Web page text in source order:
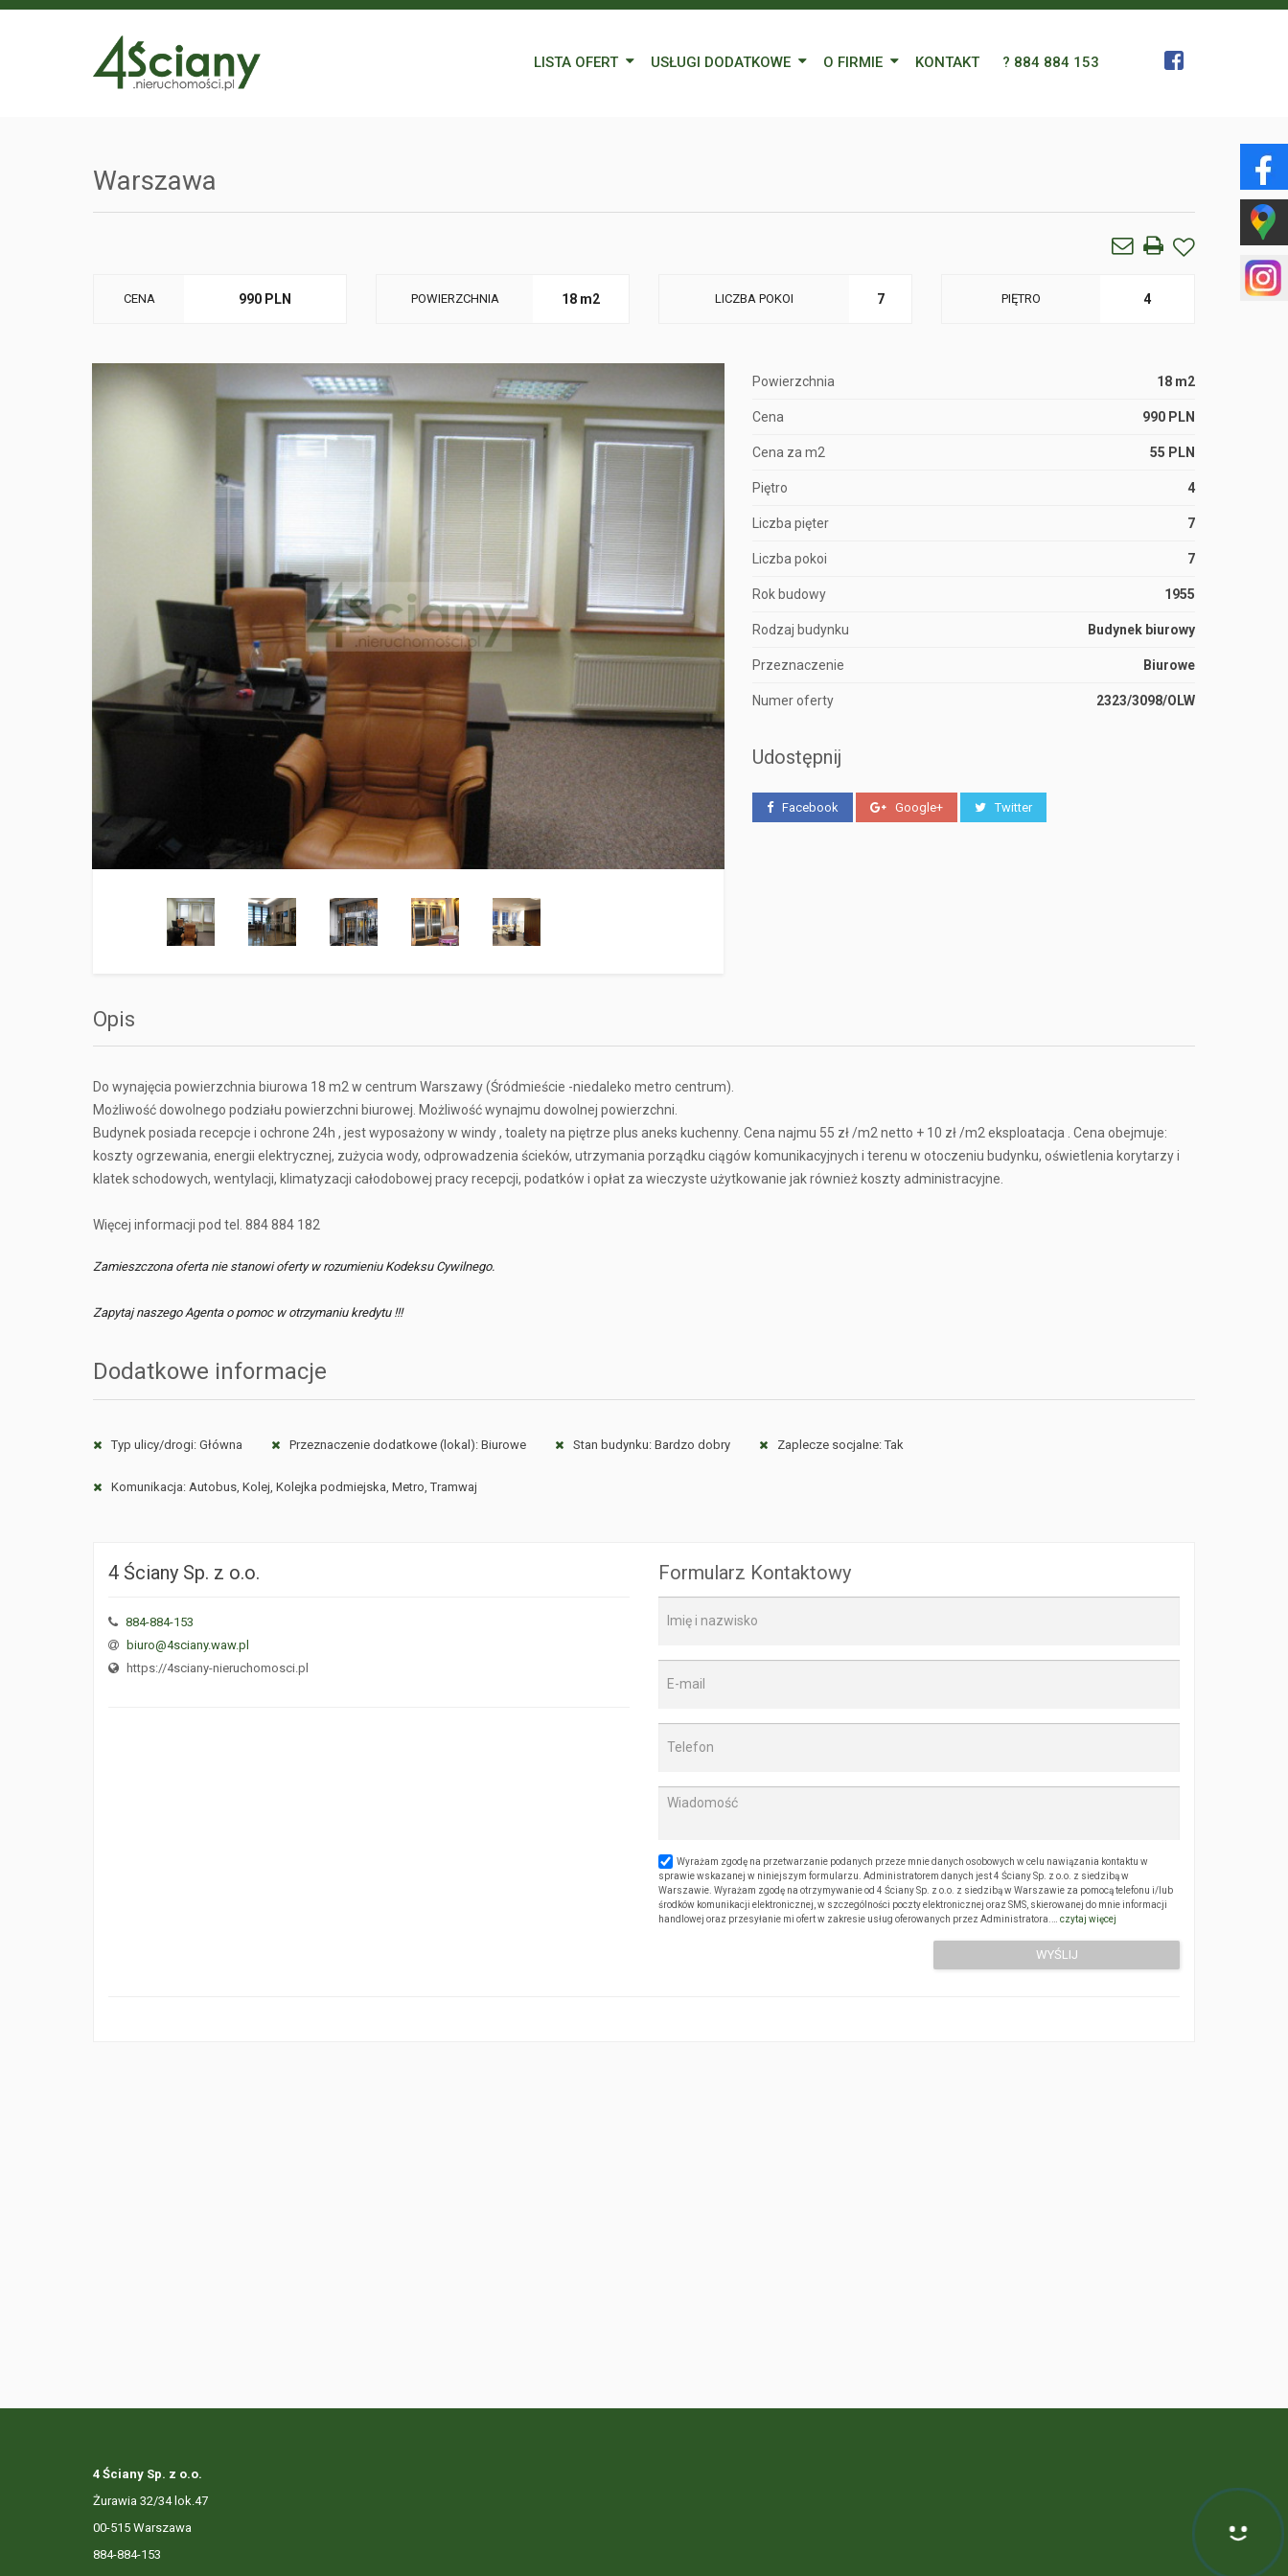
LISTA OFERT USŁUGI DODATKOWE O FIRMIE KONTAKT ? 884 884 153
Warszawa
CENA 990 PLN POWIERZCHNIA 18 m2 LICZBA POKOI 7 PIĘTRO 4
Powierzchnia 18 m2
Cena 990 PLN
Cena za m2 55 PLN
Piętro 4
Liczba pięter 7
Liczba pokoi 7
Rok budowy 1955
Rodzaj budynku Budynek biurowy
Przeznaczenie Biurowe
Numer oferty 2323/3098/OLW
Udostępnij
Facebook Google+ Twitter
Opis
Do wynajęcia powierzchnia biurowa 18 m2 w centrum Warszawy (Śródmieście -niedaleko metro centrum).
Możliwość dowolnego podziału powierzchni biurowej. Możliwość wynajmu dowolnej powierzchni.
Budynek posiada recepcje i ochrone 24h , jest wyposażony w windy , toalety na piętrze plus aneks kuchenny. Cena najmu 55 zł /m2 netto + 10 zł /m2 eksploatacja . Cena obejmuje:
koszty ogrzewania, energii elektrycznej, zużycia wody, odprowadzenia ścieków, utrzymania porządku ciągów komunikacyjnych i terenu w otoczeniu budynku, oświetlenia korytarzy i
klatek schodowych, wentylacji, klimatyzacji całodobowej pracy recepcji, podatków i opłat za wieczyste użytkowanie jak również koszty administracyjne.
Więcej informacji pod tel. 884 884 182
Zamieszczona oferta nie stanowi oferty w rozumieniu Kodeksu Cywilnego.
Zapytaj naszego Agenta o pomoc w otrzymaniu kredytu !!!
Dodatkowe informacje
Typ ulicy/drogi: Główna Przeznaczenie dodatkowe (lokal): Biurowe Stan budynku: Bardzo dobry Zaplecze socjalne: Tak
Komunikacja: Autobus, Kolej, Kolejka podmiejska, Metro, Tramwaj
4 Ściany Sp. z o.o.
884-884-153
biuro@4sciany.waw.pl
https://4sciany-nieruchomosci.pl
Formularz Kontaktowy
Wyrażam zgodę na przetwarzanie podanych przeze mnie danych osobowych w celu nawiązania kontaktu w
sprawie wskazanej w niniejszym formularzu. Administratorem danych jest 4 Ściany Sp. z o.o. z siedzibą w
Warszawie. Wyrażam zgodę na otrzymywanie od 4 Ściany Sp. z o.o. z siedzibą w Warszawie za pomocą telefonu i/lub
środków komunikacji elektronicznej, w szczególności poczty elektronicznej oraz SMS, skierowanej do mnie informacji
handlowej oraz przesyłanie mi ofert w zakresie usług oferowanych przez Administratora.… czytaj więcej
4 Ściany Sp. z o.o.
Żurawia 32/34 lok.47
00-515 Warszawa
884-884-153